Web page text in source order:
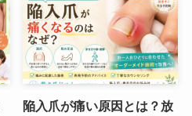
陥入爪が痛い原因とは？放